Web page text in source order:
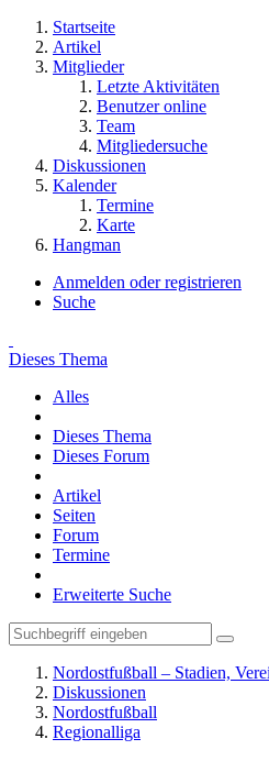
Startseite
Artikel
Mitglieder
Letzte Aktivitäten
Benutzer online
Team
Mitgliedersuche
Diskussionen
Kalender
Termine
Karte
Hangman
Anmelden oder registrieren
Suche
Dieses Thema
Alles
Dieses Thema
Dieses Forum
Artikel
Seiten
Forum
Termine
Erweiterte Suche
Nordostfußball – Stadien,
Diskussionen
Nordostfußball
Regionalliga